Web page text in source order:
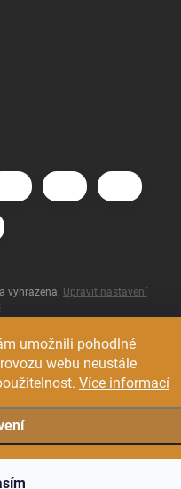
umožnili pohodlné
webu neustále
Více informací
vyhrazena. Upravit nastavení